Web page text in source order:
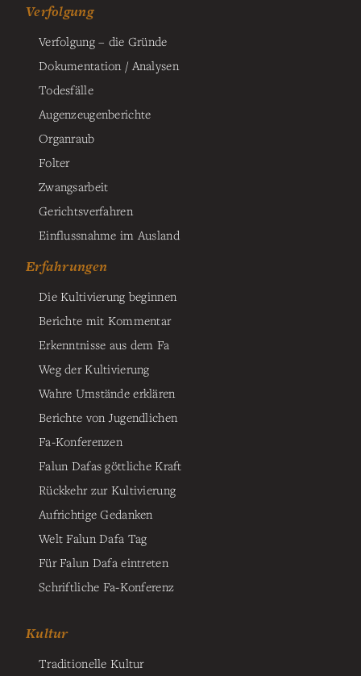
Verfolgung
Verfolgung – die Gründe
Dokumentation / Analysen
Todesfälle
Augenzeugenberichte
Organraub
Folter
Zwangsarbeit
Gerichtsverfahren
Einflussnahme im Ausland
Erfahrungen
Die Kultivierung beginnen
Berichte mit Kommentar
Erkenntnisse aus dem Fa
Weg der Kultivierung
Wahre Umstände erklären
Berichte von Jugendlichen
Fa-Konferenzen
Falun Dafas göttliche Kraft
Rückkehr zur Kultivierung
Aufrichtige Gedanken
Welt Falun Dafa Tag
Für Falun Dafa eintreten
Schriftliche Fa-Konferenz
Kultur
Traditionelle Kultur